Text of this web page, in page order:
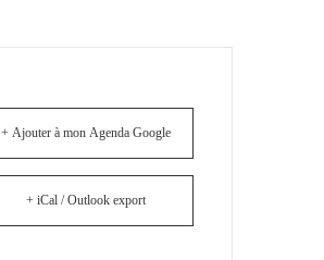
+ Ajouter à mon Agenda Google
+ iCal / Outlook export